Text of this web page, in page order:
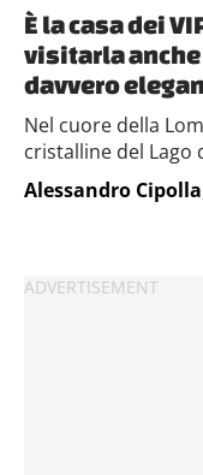
È la casa dei
visitarla anche
davvero
Nel cuore della
cristalline del Lago
Alessandro Cipolla